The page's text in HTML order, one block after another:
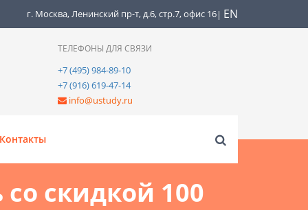
г. Москва, Ленинский пр-т, д.6, стр.7, офис 16| EN
ТЕЛЕФОНЫ ДЛЯ СВЯЗИ
+7 (495) 984-89-10
+7 (916) 619-47-14
info@ustudy.ru
Контакты
скидкой 100